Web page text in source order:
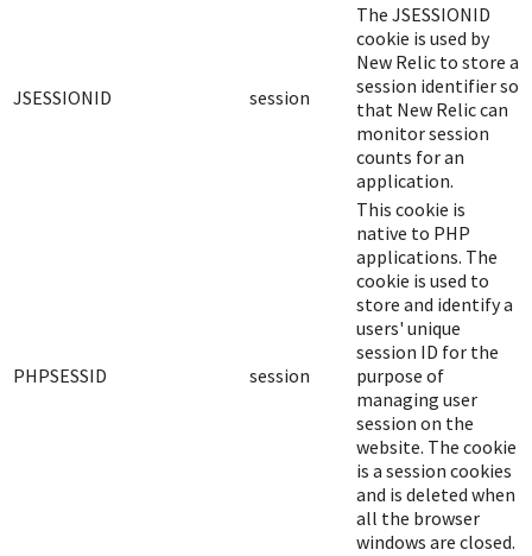
JSESSIONID session
The JSESSIONID
cookie is used by
New Relic to store a
session identifier so
that New Relic can
monitor session
counts for an
application.
PHPSESSID session
This cookie is
native to PHP
applications. The
cookie is used to
store and identify a
users' unique
session ID for the
purpose of
managing user
session on the
website. The cookie
is a session cookies
and is deleted when
all the browser
windows are closed.